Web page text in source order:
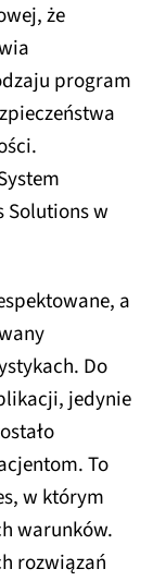
że
program
Solutions w
a
Do
jedynie
To
w którym
warunków.
rozwiązań